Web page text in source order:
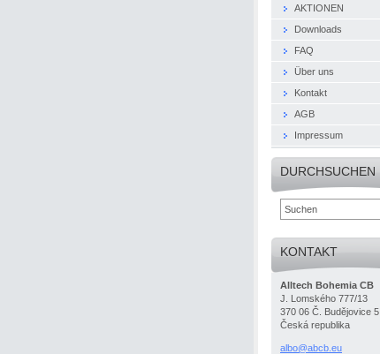
AKTIONEN
Downloads
FAQ
Über uns
Kontakt
AGB
Impressum
DURCHSUCHEN
KONTAKT
Alltech Bohemia CB
J. Lomského 777/13
370 06 Č. Budějovice 5
Česká republika
albo@abcb.eu